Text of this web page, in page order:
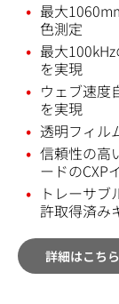
最大
色測定
最大
を実現
ウェブ速度
を実現
透明フィル
信頼性の高
ードのCXP
トレーサ
許取得済み
詳細はこちら